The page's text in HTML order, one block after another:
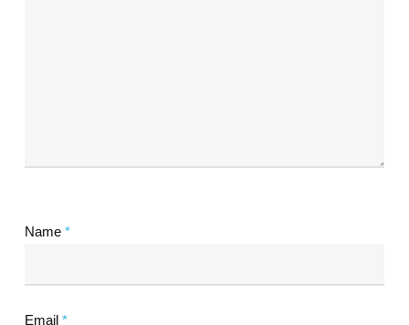
Name *
Email *